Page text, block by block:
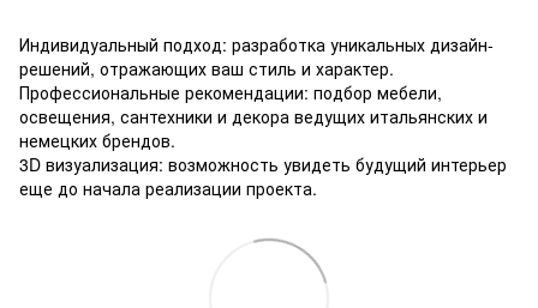
Индивидуальный подход: разработка уникальных дизайн-
решений, отражающих ваш стиль и характер.
Профессиональные рекомендации: подбор мебели,
освещения, сантехники и декора ведущих итальянских и
немецких брендов.
3D визуализация: возможность увидеть будущий интерьер
еще до начала реализации проекта.